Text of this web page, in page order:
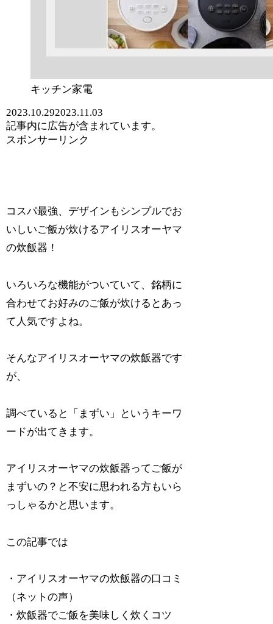
キッチン家電
2023.10.292023.11.03
記事内に広告が含まれています。
スポンサーリンク
コスパ最強、デザインもシンプルでお
いしいご飯が炊けるアイリスオーヤマ
の炊飯器！
いろいろな機能がついていて、銘柄に
合わせてお好みのご飯が炊けるとあっ
て人気ですよね。
そんなアイリスオーヤマの炊飯器です
が、
調べていると「まずい」というキーワ
ードが出てきます。
アイリスオーヤマの炊飯器ってご飯が
まずいの？と不安に思われる方もいら
っしゃるかと思います。
この記事では
・アイリスオーヤマの炊飯器の口コミ
（ネットの声）
・炊飯器でご飯を美味しく炊くコツ